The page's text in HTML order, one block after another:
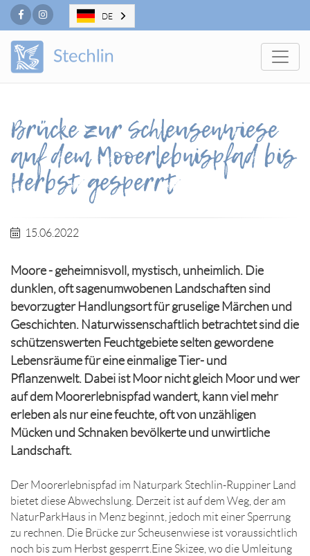
FacebookInstagram
Brücke zur Schleusenwiese
auf dem Mooerlebnispfad bis
Herbst gesperrt
15.06.2022
Moore - geheimnisvoll, mystisch, unheimlich. Die
dunklen, oft sagenumwobenen Landschaften sind
bevorzugter Handlungsort für gruselige Märchen und
Geschichten. Naturwissenschaftlich betrachtet sind die
schützenswerten Feuchtgebiete selten gewordene
Lebensräume für eine einmalige Tier- und
Pflanzenwelt. Dabei ist Moor nicht gleich Moor und wer
auf dem Moorerlebnispfad wandert, kann viel mehr
erleben als nur eine feuchte, oft von unzähligen
Mücken und Schnaken bevölkerte und unwirtliche
Landschaft.
Der Moorerlebnispfad im Naturpark Stechlin-Ruppiner Land
bietet diese Abwechslung. Derzeit ist auf dem Weg, der am
NaturParkHaus in Menz beginnt, jedoch mit einer Sperrung
zu rechnen. Die Brücke zur Scheusenwiese ist voraussichtlich
noch bis zum Herbst gesperrt. Eine Skizee, wo die Umleitung
DE